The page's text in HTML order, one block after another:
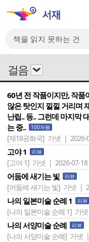
걸음
60년 전 작품이지만, 작품
않은 탓인지 낄낄 거리며
난립.. 등.. 그런데 마지막
는 중..
100자평
[제18공화국] 가넷 | 2026-
고야 1 리뷰
[고야 1] 가넷 | 2026-07-18
어둠에 새기는 빛 리뷰
[어둠에 새기는 빛] 가넷 |
나의 일본미술 순례 1 리뷰
[나의 일본미술 순례 1] 가
나의 서양미술 순례 리뷰
[나의 서양미술 순례] 가넷